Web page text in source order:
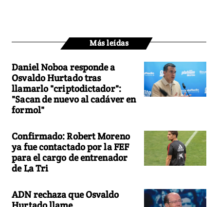
Más leídas
Daniel Noboa responde a
Osvaldo Hurtado tras
llamarlo "criptodictador":
"Sacan de nuevo al cadáver en
formol"
Confirmado: Robert Moreno
ya fue contactado por la FEF
para el cargo de entrenador
de La Tri
ADN rechaza que Osvaldo